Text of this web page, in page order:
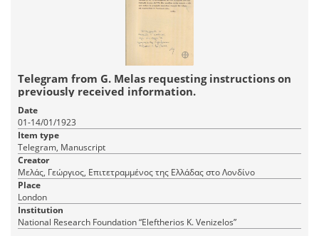
Telegram from G. Melas requesting instructions on
previously received information.
Date
01-14/01/1923
Item type
Telegram, Manuscript
Creator
Μελάς, Γεώργιος, Επιτετραμμένος της Ελλάδας στο Λονδίνο
Place
London
Institution
National Research Foundation “Eleftherios K. Venizelos”